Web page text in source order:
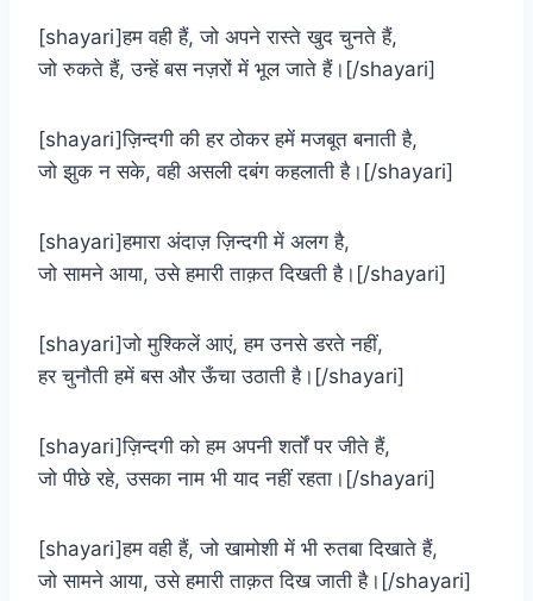
[shayari]हम वही हैं, जो अपने रास्ते खुद चुनते हैं,
जो रुकते हैं, उन्हें बस नज़रों में भूल जाते हैं।[/shayari]
[shayari]ज़िन्दगी की हर ठोकर हमें मजबूत बनाती है,
जो झुक न सके, वही असली दबंग कहलाती है।[/shayari]
[shayari]हमारा अंदाज़ ज़िन्दगी में अलग है,
जो सामने आया, उसे हमारी ताक़त दिखती है।[/shayari]
[shayari]जो मुश्किलें आएं, हम उनसे डरते नहीं,
हर चुनौती हमें बस और ऊँचा उठाती है।[/shayari]
[shayari]ज़िन्दगी को हम अपनी शर्तों पर जीते हैं,
जो पीछे रहे, उसका नाम भी याद नहीं रहता।[/shayari]
[shayari]हम वही हैं, जो खामोशी में भी रुतबा दिखाते हैं,
जो सामने आया, उसे हमारी ताक़त दिख जाती है।[/shayari]